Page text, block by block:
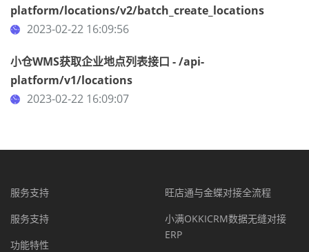
platform/locations/v2/batch_create_locations
2023-02-22 16:09:56
小仓WMS获取企业地点列表接口 - /api-
platform/v1/locations
2023-02-22 16:09:07
服务支持
服务支持
功能特性
旺店通与金蝶对接全流程
小满OKKICRM数据无缝对接
ERP